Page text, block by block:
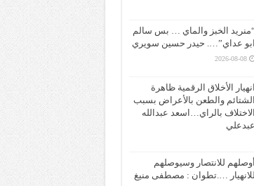
“منريد الخبز والماي … بس سالم
ابو عداي”…. حيدر حسين سويري
2026-08-08
انهيار الأخلاق الرقمية ظاهرة
الشتائم والطعن بالأعراض بسبب
الاختلاف بالراي…اسعد عبدالله
عبدعلي
أوصلهم للانتصار وسيوصلهم
للانهيار ….تطوان : مصطفى منيغ